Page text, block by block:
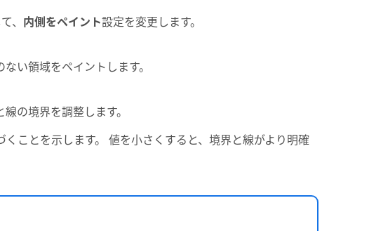
、 内側をペイント設定を変更します。
い領域をペイントします。
線の境界を調整します。
ことを示します。 値を小さくすると、境界と線がより明確